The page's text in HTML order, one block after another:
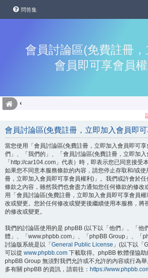
問答集
會員討論區(免費註冊，
會員即可享會員
會員討論區(免費註冊，立即加入會員即
當您使用「會員討論區(免費註冊，立即加入會員即可
們」、「我們的」、「會員討論區(免費註冊，立即加入
「http://car104.com」代表）時，即表示您已同意接受
如果您不同意本服務條款的內容，請您停止存取和/或
冊，立即加入會員即可享會員權利)」。我們或許會於
條款之內容，雖然我們也會盡力通知您任何條款的修改
用「會員討論區(免費註冊，立即加入會員即可享會員
改或變更。您於任何修改或變更後繼續使用本服務，將
的修改或變更。
我們的討論區使用的是 phpBB (以下以「他們」、「他
體」、「www.phpbb.com」、「phpBB Group」、「
討論版系統是以「 General Public License 」(以下以「
可以從 www.phpbb.com 下載取得。phpBB 軟體僅協助
phpBB Group 無須對我們允許或不允許的內容或行為
多有關 phpBB 的資訊，請前往： https://